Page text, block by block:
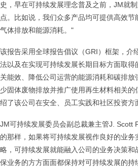
史，早在可持续发展理念普及之前，JM就
点。比如说，我们众多产品均可提供高效
气体排放和能源消耗。"
该报告采用全球报告倡议（GRI）框架，介
法以及在实现可持续发展长期目标方面取
关能效、降低公司运营的能源消耗和碳排
少固体废物排放并推广使用再生材料相关
绍了该公司在安全、员工实践和社区投资方
JM可持续发展委员会副总裁兼主管J. Scott
的那样，如果将可持续发展视作良好的业
略，可持续发展就能融入公司的业务决策和
保业务的方方面面都保持对可持续发展的持